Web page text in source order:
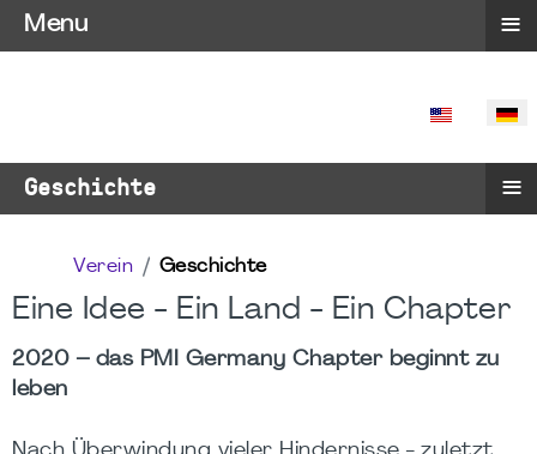
SPRACHE
Geschichte ≡
Verein Geschichte
Eine Idee - Ein Land - Ein Chapter
2020 – das PMI Germany Chapter beginnt zu
leben
Menu ≡